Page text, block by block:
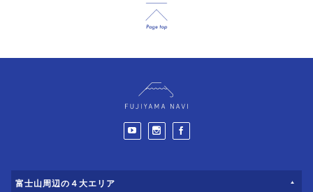
富士山周辺の４大エリア